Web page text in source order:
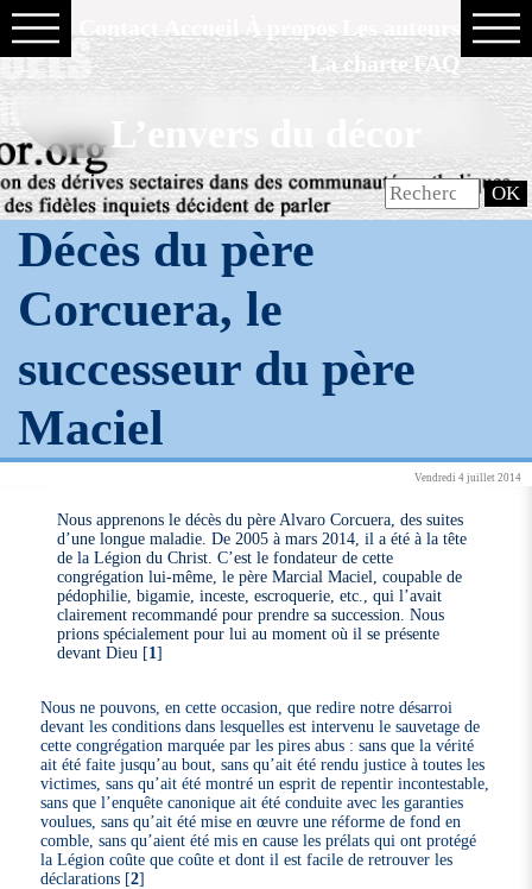
La charte FAQ
L’envers du décor
Décès du père
Corcuera, le
successeur du père
Maciel
Vendredi 4 juillet 2014
Nous apprenons le décès du père Alvaro Corcuera, des suites
d’une longue maladie. De 2005 à mars 2014, il a été à la tête
de la Légion du Christ. C’est le fondateur de cette
congrégation lui-même, le père Marcial Maciel, coupable de
pédophilie, bigamie, inceste, escroquerie, etc., qui l’avait
clairement recommandé pour prendre sa succession. Nous
prions spécialement pour lui au moment où il se présente
devant Dieu [1]
Nous ne pouvons, en cette occasion, que redire notre désarroi
devant les conditions dans lesquelles est intervenu le sauvetage de
cette congrégation marquée par les pires abus : sans que la vérité
ait été faite jusqu’au bout, sans qu’ait été rendu justice à toutes les
victimes, sans qu’ait été montré un esprit de repentir incontestable,
sans que l’enquête canonique ait été conduite avec les garanties
voulues, sans qu’ait été mise en œuvre une réforme de fond en
comble, sans qu’aient été mis en cause les prélats qui ont protégé
la Légion coûte que coûte et dont il est facile de retrouver les
déclarations [2]